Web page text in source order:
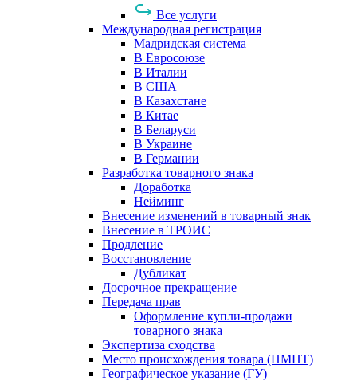
Все услуги
Международная регистрация
Мадридская система
В Евросоюзе
В Италии
В США
В Казахстане
В Китае
В Беларуси
В Украине
В Германии
Разработка товарного знака
Доработка
Нейминг
Внесение изменений в товарный знак
Внесение в ТРОИС
Продление
Восстановление
Дубликат
Досрочное прекращение
Передача прав
Оформление купли-продажи
товарного знака
Экспертиза сходства
Место происхождения товара (НМПТ)
Географическое указание (ГУ)